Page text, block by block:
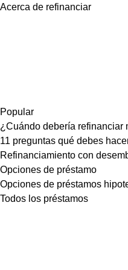
Acerca de refinanciar
Popular
¿Cuándo debería refinanciar
11 preguntas qué debes
Refinanciamiento con
Opciones de préstamo
Opciones de préstamos
Todos los préstamos